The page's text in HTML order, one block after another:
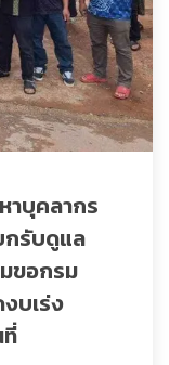
บุคลากร
กรับดูแล
ขอกรม
บเร่ง